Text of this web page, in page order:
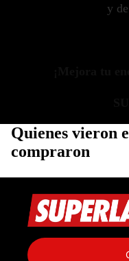
y
Quienes vieron
compraron
Información de